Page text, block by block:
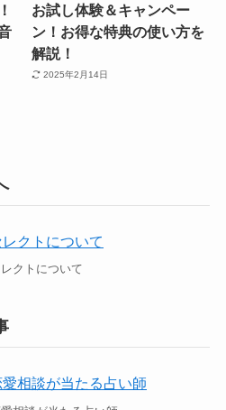
お試し体験＆キャンペー
ン！お得な特典の使い方を
解説！
2025年2月14日
クトについて